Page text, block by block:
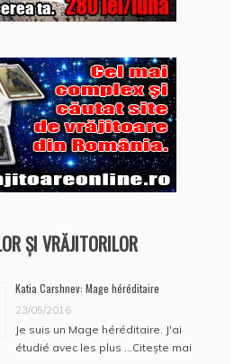
ȘI VRĂJITORILOR
Katia Carshnev: Mage héréditaire
23/05/2016
Je suis un Mage héréditaire. J'ai
étudié avec les plus …Citește mai